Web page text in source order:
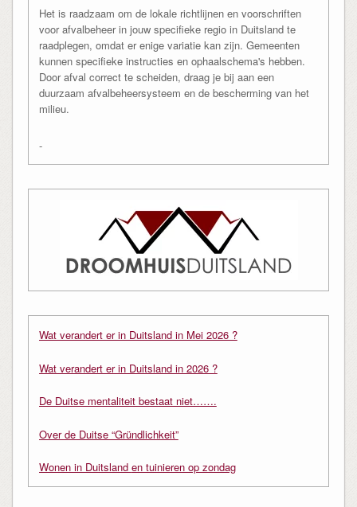
Het is raadzaam om de lokale richtlijnen en voorschriften
voor afvalbeheer in jouw specifieke regio in Duitsland te
raadplegen, omdat er enige variatie kan zijn. Gemeenten
kunnen specifieke instructies en ophaalschema's hebben.
Door afval correct te scheiden, draag je bij aan een
duurzaam afvalbeheersysteem en de bescherming van het
milieu.
-
Wat verandert er in Duitsland in Mei 2026 ?
Wat verandert er in Duitsland in 2026 ?
De Duitse mentaliteit bestaat niet…….
Over de Duitse “Gründlichkeit”
Wonen in Duitsland en tuinieren op zondag